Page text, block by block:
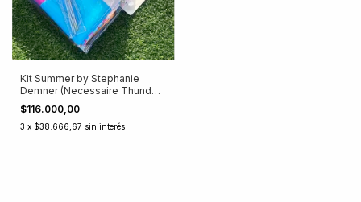
Kit Summer by Stephanie
Demner (Necessaire Thunder
+ Lona Vibes)
$116.000,00
3 x $38.666,67 sin interés